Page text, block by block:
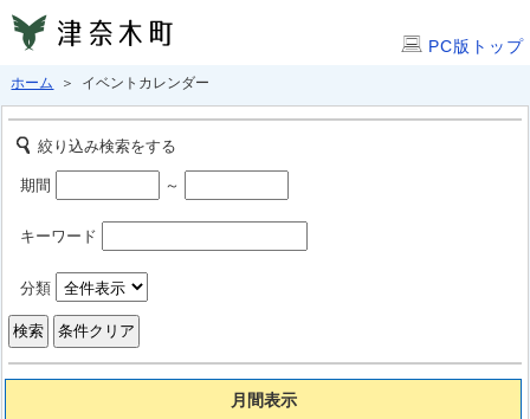
PC版トップ
ホーム ＞ イベントカレンダー
絞り込み検索をする
期間 ～
キーワード
分類
月間表示